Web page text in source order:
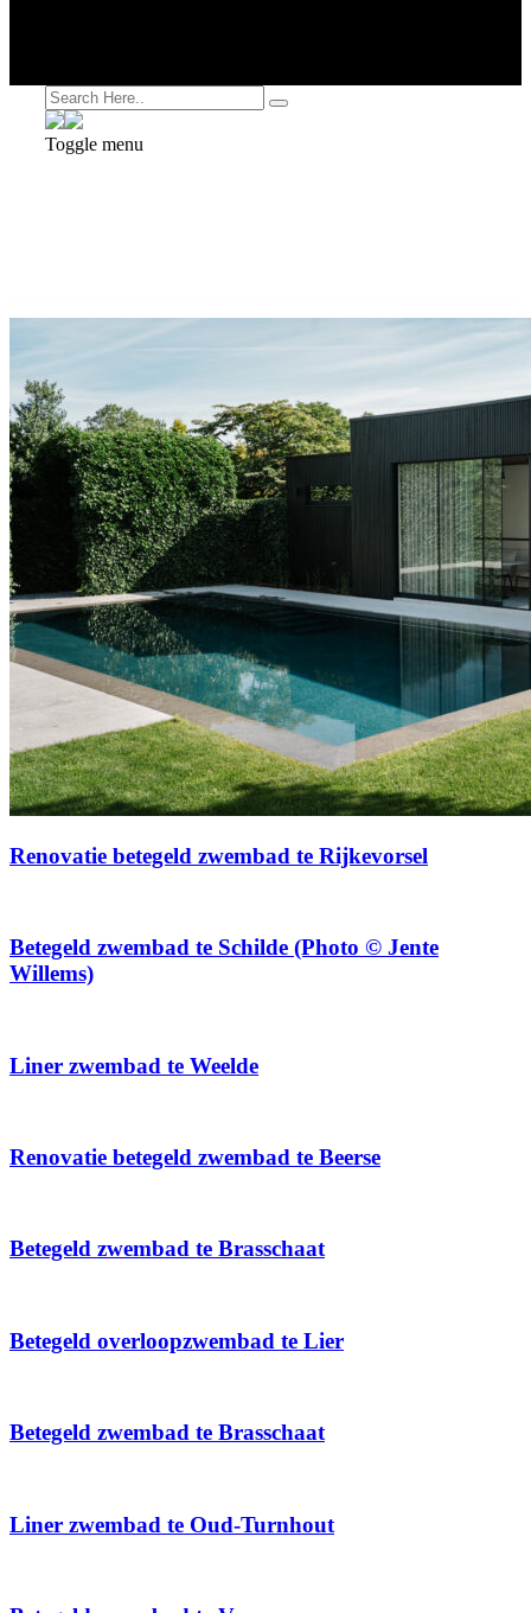
Toggle menu
Renovatie betegeld zwembad te Rijkevorsel
Betegeld zwembad te Schilde (Photo © Jente
Willems)
Liner zwembad te Weelde
Renovatie betegeld zwembad te Beerse
Betegeld zwembad te Brasschaat
Betegeld overloopzwembad te Lier
Betegeld zwembad te Brasschaat
Liner zwembad te Oud-Turnhout